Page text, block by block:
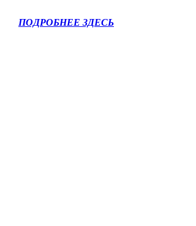
ПОДРОБНЕЕ ЗДЕСЬ